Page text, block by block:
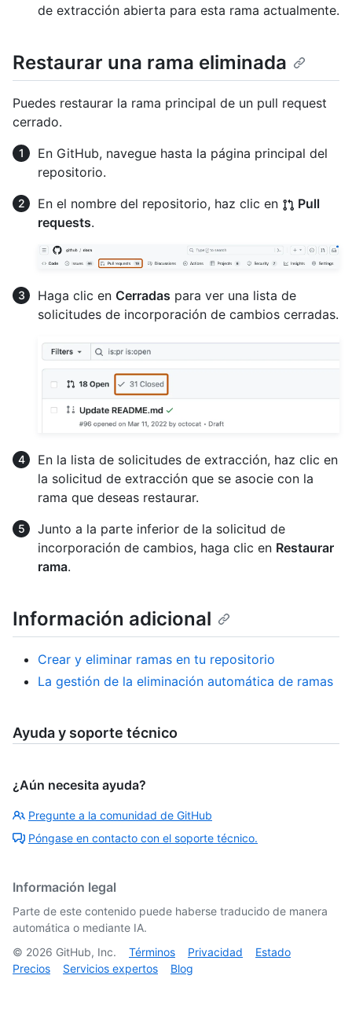
de extracción abierta para esta rama actualmente.
Restaurar una rama eliminada
Puedes restaurar la rama principal de un pull request
cerrado.
En GitHub, navegue hasta la página principal del
repositorio.
En el nombre del repositorio, haz clic en
Pull
requests.
Haga clic en Cerradas para ver una lista de
solicitudes de incorporación de cambios cerradas.
En la lista de solicitudes de extracción, haz clic en
la solicitud de extracción que se asocie con la
rama que deseas restaurar.
Junto a la parte inferior de la solicitud de
incorporación de cambios, haga clic en Restaurar
rama.
Información adicional
Crear y eliminar ramas en tu repositorio
La gestión de la eliminación automática de ramas
Ayuda y soporte técnico
¿Aún necesita ayuda?
Pregunte a la comunidad de GitHub
Póngase en contacto con el soporte técnico.
Información legal
Parte de este contenido puede haberse traducido de manera
automática o mediante IA.
© 2026 GitHub, Inc. Términos Privacidad
Estado
Precios
Servicios expertos Blog